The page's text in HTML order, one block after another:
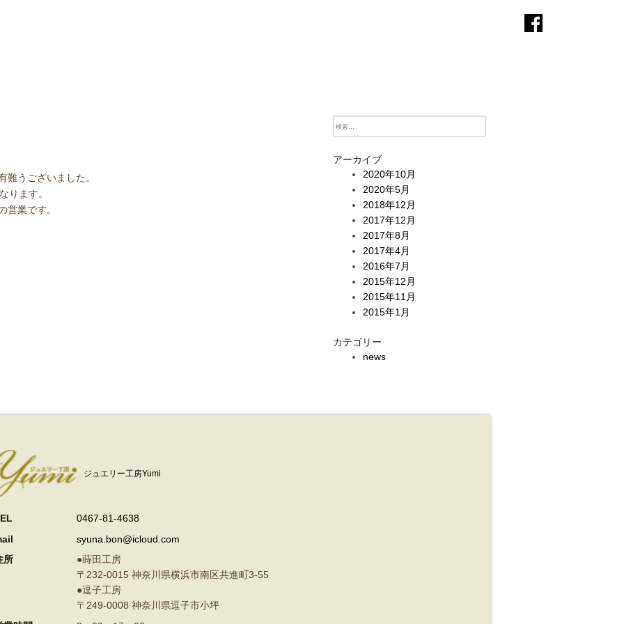
難うございました。
ります。
営業です。
検
索:
アーカイブ
2020年10月
2020年5月
2018年12月
2017年12月
2017年8月
2017年4月
2016年7月
2015年12月
2015年11月
2015年1月
カテゴリー
news
ジュエリー工房Yumi
0467-81-4638
syuna.bon@icloud.com
所
●蒔田工房
〒232‐0015 神奈川県横浜市南区共進町3-55
●逗子工房
〒249-0008 神奈川県逗子市小坪